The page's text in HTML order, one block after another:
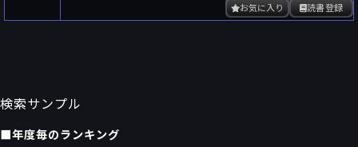
読書登録
お気に入り
検索サンプル
■年度毎のランキング